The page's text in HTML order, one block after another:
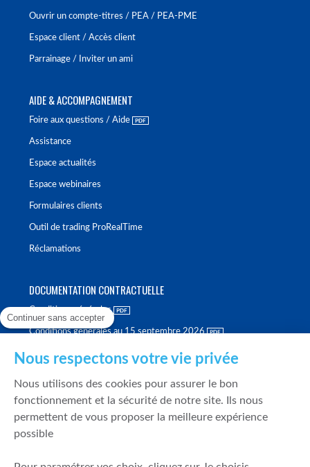
Ouvrir un compte-titres / PEA / PEA-PME
Espace client / Accès client
Parrainage / Inviter un ami
AIDE & ACCOMPAGNEMENT
Foire aux questions / Aide
Assistance
Espace actualités
Espace webinaires
Formulaires clients
Outil de trading ProRealTime
Réclamations
DOCUMENTATION CONTRACTUELLE
Conditions générales
Conditions générales au 15 septembre 2026
Politique de meilleure sélection
Politique de durabilité
Fonds de garantie des dépôts et de résolution
Continuer sans accepter
Nous respectons votre vie privée
Nous utilisons des cookies pour assurer le bon
fonctionnement et la sécurité de notre site. Ils nous
permettent de vous proposer la meilleure expérience
possible